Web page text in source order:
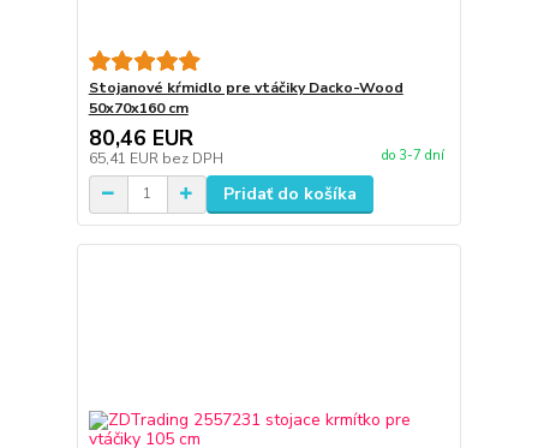
Stojanové kŕmidlo pre vtáčiky Dacko-Wood
50x70x160 cm
80,46 EUR
65,41 EUR bez DPH do 3-7 dní
Pridať do košíka